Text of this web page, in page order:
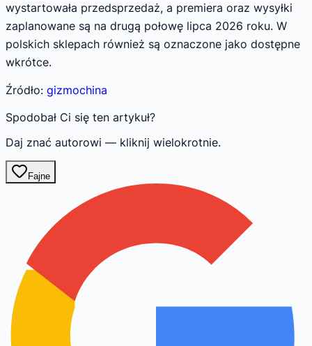
wystartowała przedsprzedaż, a premiera oraz wysyłki
zaplanowane są na drugą połowę lipca 2026 roku. W
polskich sklepach również są oznaczone jako dostępne
wkrótce.
Źródło: gizmochina
Spodobał Ci się ten artykuł?
Daj znać autorowi — kliknij wielokrotnie.
Fajne